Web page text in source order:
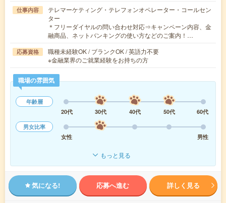
仕事内容
テレマーケティング・テレフォンオペレーター・コールセン
ター
＊フリーダイヤルの問い合わせ対応⇒キャンペーン内容、金
融商品、ネットバンキングの使い方などのご案内！…
応募資格
職種未経験OK / ブランクOK / 英語力不要
※金融業界のご就業経験をお持ちの方
職場の雰囲気
年齢層
20代
30代 40代 50代
60代
男女比率
女性
男性
もっと見る
気になる! 応募へ進む 詳しく見る